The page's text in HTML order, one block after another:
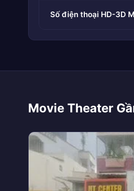
Số điện thoại HD-3D
Movie Theater